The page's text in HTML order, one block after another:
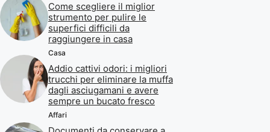
Come scegliere il miglior
strumento per pulire le
superfici difficili da
raggiungere in casa
Casa
Addio cattivi odori: i migliori
trucchi per eliminare la muffa
dagli asciugamani e avere
sempre un bucato fresco
Affari